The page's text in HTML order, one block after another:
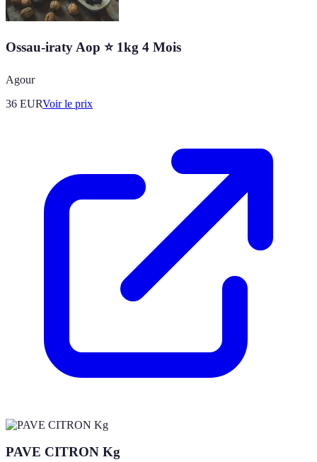
Ossau-iraty Aop ⭐ 1kg 4 Mois
Agour
36 EURVoir le prix
PAVE CITRON Kg